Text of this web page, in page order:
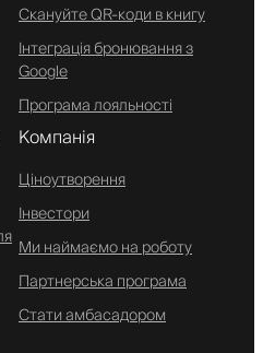
Скануйте QR-коди в книгу
Інтеграція бронювання з
Google
Програма лояльності
Компанія
Ціноутворення
Інвестори
Ми наймаємо на роботу
Партнерська програма
Стати амбасадором